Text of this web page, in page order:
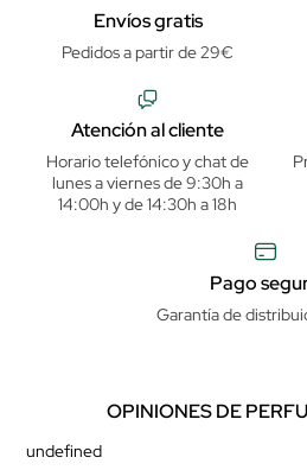
Envíos gratis
Pedidos a partir de 29€
Atención al cliente
Horario telefónico y chat de
lunes a viernes de 9:30h a
14:00h y de 14:30h a 18h
Pago
Garantía de
OPINIONES DE
undefined